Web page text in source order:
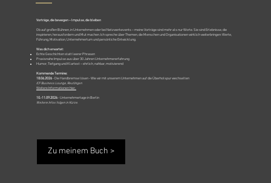
Vorträge, die bewegen – Impulse, die bleiben
Ob auf großen Bühnen, in Unternehmen oder bei Netzwerkevents – meine Vorträge sind mehr als nur Worte. Sie sind Erlebnisse, die
inspirieren, herausfordern und Mut machen. Ich spreche über Themen, die Menschen und Organisationen wirklich weiterbringen: Werte,
Führung, Motivation, Unternehmertum und persönliche Entwicklung.
Was dich erwartet:
Echte Geschichten statt leerer Phrasen
Praxisnahe Impulse aus über 30 Jahren Unternehmererfahrung
Humor, Tiefgang und Klartext – ehrlich, nahbar, motivierend
Kommende Termine:
18.06.2026- Die Handbremse lösen - Wie wir mit unserem Unternehmen auf die Überholspur wechselten
ICF Business Lounge, Reutlingen
Weitere Informationen hier.
10.-11.09.2026- Unternehmertage in Berlin
Weitere Infos folgen in Kürze.
Zu meinem Buch >